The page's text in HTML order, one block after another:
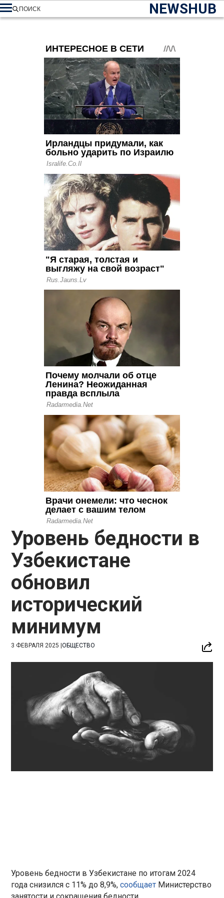
NEWSHUB
ПОИСК
Уровень бедности в
Узбекистане
обновил
исторический
минимум
3 ФЕВРАЛЯ 2025 |ОБЩЕСТВО
Уровень бедности в Узбекистане по итогам 2024
года снизился с 11% до 8,9%,сообщает Министерство